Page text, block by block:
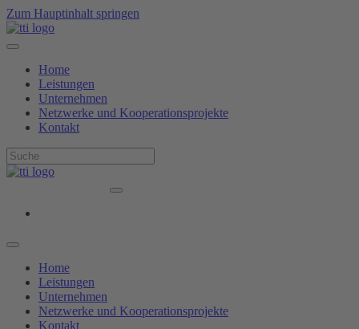
Zum Hauptinhalt springen
Home
Leistungen
Unternehmen
Netzwerke und Kooperationsprojekte
Kontakt
Home
Leistungen
Unternehmen
Netzwerke und Kooperationsprojekte
Kontakt